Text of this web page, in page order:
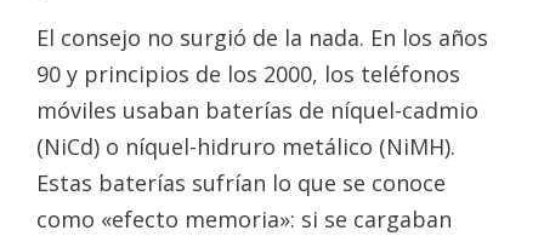
El consejo no surgió de la nada. En los años
90 y principios de los 2000, los teléfonos
móviles usaban baterías de níquel-cadmio
(NiCd) o níquel-hidruro metálico (NiMH).
Estas baterías sufrían lo que se conoce
como «efecto memoria»: si se cargaban